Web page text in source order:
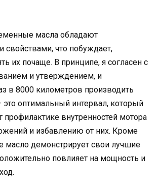
масла обладают
что побуждает,
их почаще. В принципе, я согласен с
и утверждением, и
в 8000 километров производить
это оптимальный интервал, который
профилактике внутренностей мотора
и избавлению от них. Кроме
масло демонстрирует свои лучшие
повлияет на мощность и